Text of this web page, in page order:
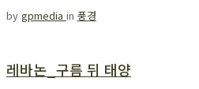
by gpmedia in 풍경
레바논_구름 뒤 태양